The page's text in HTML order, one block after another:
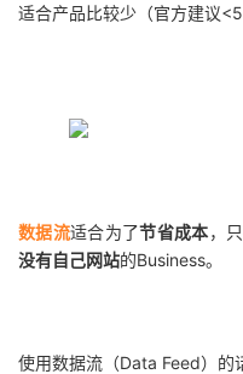
适合产品比较少（官方建议
数据流适合为了节省成本，
没有自己网站的Business。
使用数据流（Data Feed）的